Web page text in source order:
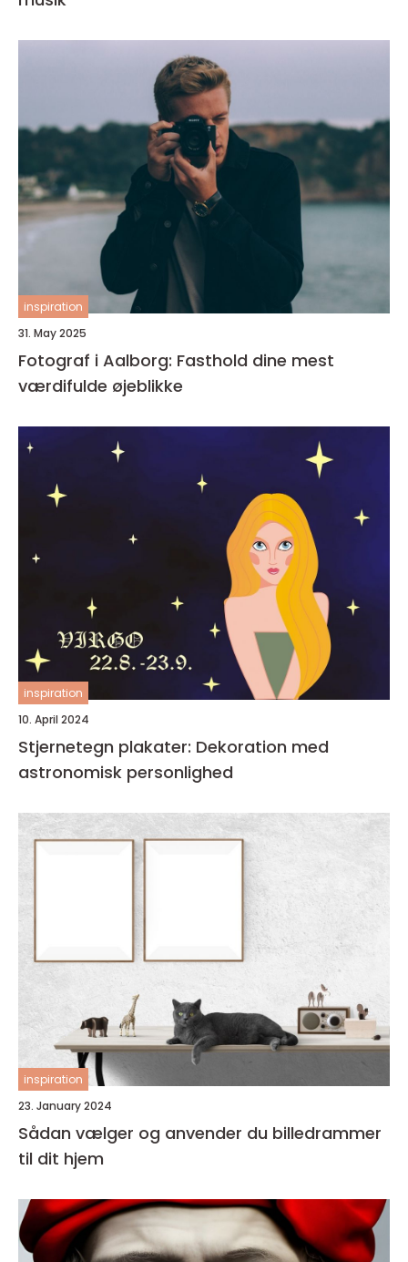
inspiration
31. May 2025
Fotograf i Aalborg: Fasthold dine mest
værdifulde øjeblikke
inspiration
10. April 2024
Stjernetegn plakater: Dekoration med
astronomisk personlighed
inspiration
23. January 2024
Sådan vælger og anvender du billedrammer
til dit hjem